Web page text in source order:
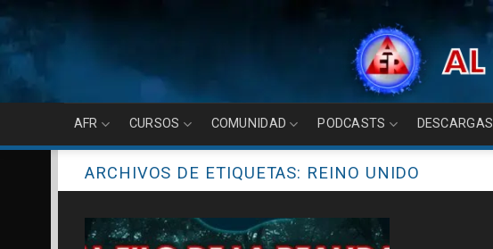
content
AFR CURSOS COMUNIDAD PODCASTS DESCARGAS
ARCHIVOS DE ETIQUETAS: REINO UNIDO